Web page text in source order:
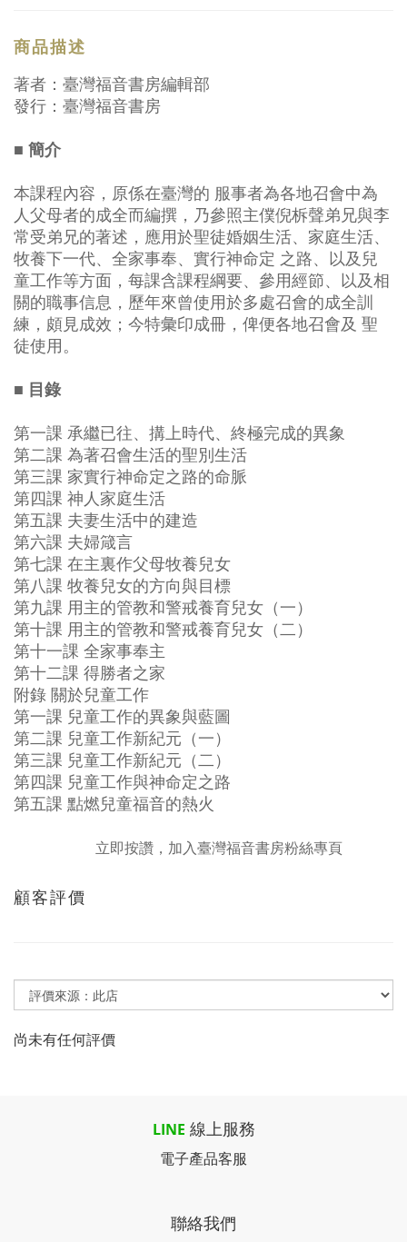
商品描述
著者：臺灣福音書房編輯部
發行：臺灣福音書房
■ 簡介
本課程內容，原係在臺灣的 服事者為各地召會中為
人父母者的成全而編撰，乃參照主僕倪柝聲弟兄與李
常受弟兄的著述，應用於聖徒婚姻生活、家庭生活、
牧養下一代、全家事奉、實行神命定 之路、以及兒
童工作等方面，每課含課程綱要、參用經節、以及相
關的職事信息，歷年來曾使用於多處召會的成全訓
練，頗見成效；今特彙印成冊，俾便各地召會及 聖
徒使用。
■ 目錄
第一課 承繼已往、搆上時代、終極完成的異象
第二課 為著召會生活的聖別生活
第三課 家實行神命定之路的命脈
第四課 神人家庭生活
第五課 夫妻生活中的建造
第六課 夫婦箴言
第七課 在主裏作父母牧養兒女
第八課 牧養兒女的方向與目標
第九課 用主的管教和警戒養育兒女（一）
第十課 用主的管教和警戒養育兒女（二）
第十一課 全家事奉主
第十二課 得勝者之家
附錄 關於兒童工作
第一課 兒童工作的異象與藍圖
第二課 兒童工作新紀元（一）
第三課 兒童工作新紀元（二）
第四課 兒童工作與神命定之路
第五課 點燃兒童福音的熱火
立即按讚，加入臺灣福音書房粉絲專頁
顧客評價
尚未有任何評價
LINE 線上服務
電子產品客服
聯絡我們